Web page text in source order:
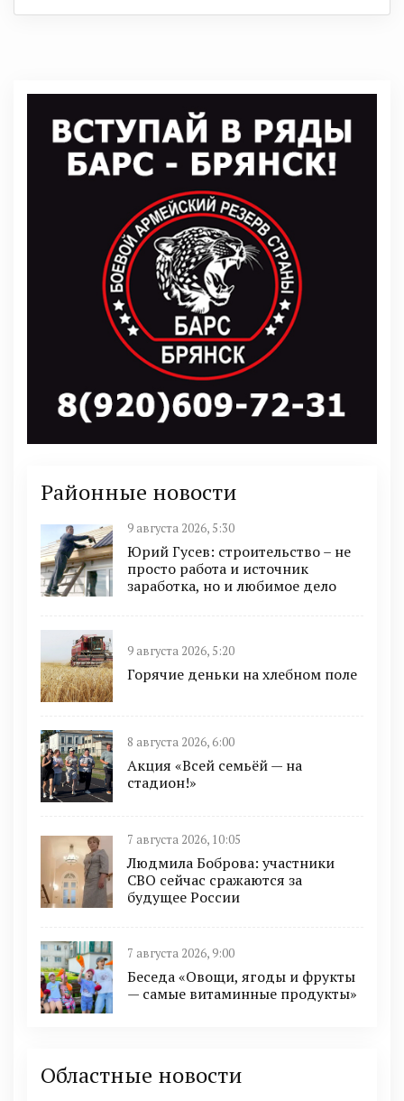
Районные новости
9 августа 2026, 5:30
Юрий Гусев: строительство – не
просто работа и источник
заработка, но и любимое дело
9 августа 2026, 5:20
Горячие деньки на хлебном поле
8 августа 2026, 6:00
Акция «Всей семьёй — на
стадион!»
7 августа 2026, 10:05
Людмила Боброва: участники
СВО сейчас сражаются за
будущее России
7 августа 2026, 9:00
Беседа «Овощи, ягоды и фрукты
— самые витаминные продукты»
Областные новости